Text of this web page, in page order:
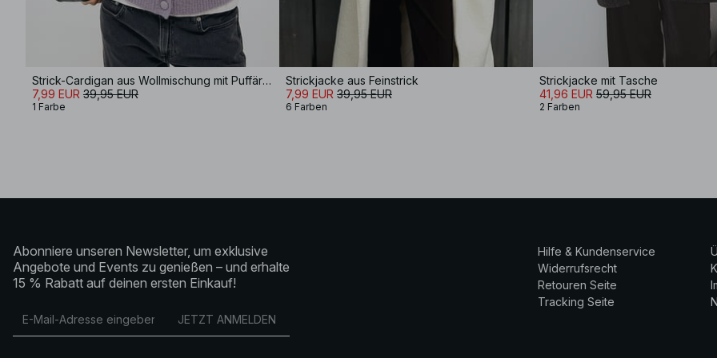
Strick-Cardigan aus Wollmischung mit Puffärmeln
7,99 EUR 39,95 EUR
1 Farbe
Strickjacke aus Feinstrick
7,99 EUR 39,95 EUR
6 Farben
Strickjacke mit Tasche
41,96 EUR 59,95 EUR
2 Farben
Abonniere unseren Newsletter, um exklusive
Angebote und Events zu genießen – und erhalte
15 % Rabatt auf deinen ersten Einkauf!
JETZT ANMELDEN
Hilfe & Kundenservice
Widerrufsrecht
Retouren Seite
Tracking Seite